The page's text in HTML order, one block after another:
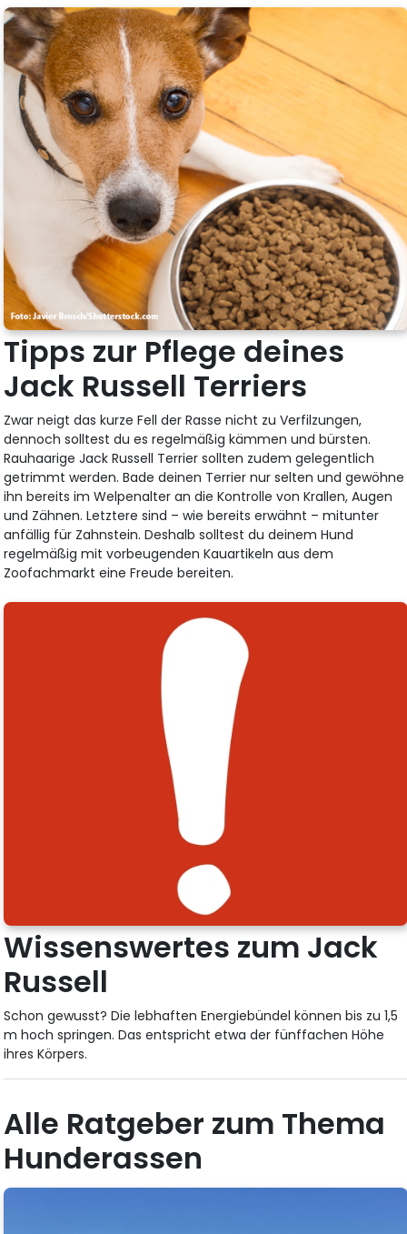
Tipps zur Pflege deines
Jack Russell Terriers
Zwar neigt das kurze Fell der Rasse nicht zu Verfilzungen,
dennoch solltest du es regelmäßig kämmen und bürsten.
Rauhaarige Jack Russell Terrier sollten zudem gelegentlich
getrimmt werden. Bade deinen Terrier nur selten und gewöhne
ihn bereits im Welpenalter an die Kontrolle von Krallen, Augen
und Zähnen. Letztere sind – wie bereits erwähnt – mitunter
anfällig für Zahnstein. Deshalb solltest du deinem Hund
regelmäßig mit vorbeugenden Kauartikeln aus dem
Zoofachmarkt eine Freude bereiten.
Wissenswertes zum Jack
Russell
Schon gewusst? Die lebhaften Energiebündel können bis zu 1,5
m hoch springen. Das entspricht etwa der fünffachen Höhe
ihres Körpers.
Alle Ratgeber zum Thema
Hunderassen